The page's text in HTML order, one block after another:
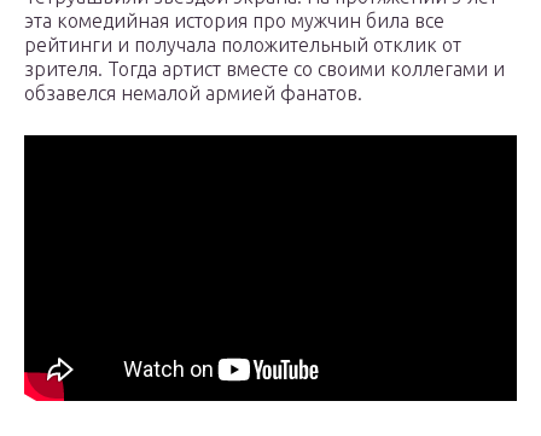
эта комедийная история про мужчин била все
рейтинги и получала положительный отклик от
зрителя. Тогда артист вместе со своими коллегами и
обзавелся немалой армией фанатов.